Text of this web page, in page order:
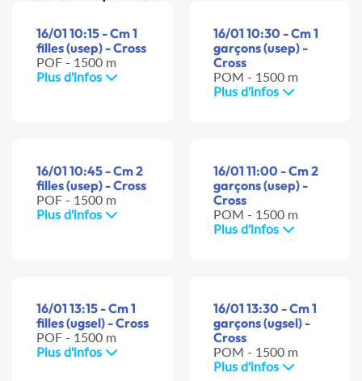
16/01 10:15 - Cm 1
filles (usep) - Cross
POF - 1500 m
Plus d'infos
16/01 10:30 - Cm 1
garçons (usep) -
Cross
POM - 1500 m
Plus d'infos
16/01 10:45 - Cm 2
filles (usep) - Cross
POF - 1500 m
Plus d'infos
16/01 11:00 - Cm 2
garçons (usep) -
Cross
POM - 1500 m
Plus d'infos
16/01 13:15 - Cm 1
filles (ugsel) - Cross
POF - 1500 m
Plus d'infos
16/01 13:30 - Cm 1
garçons (ugsel) -
Cross
POM - 1500 m
Plus d'infos